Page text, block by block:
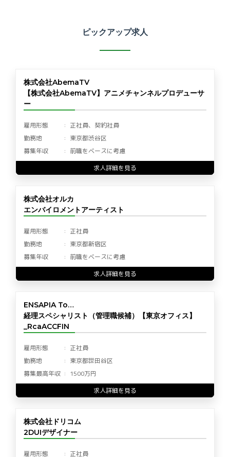
ピックアップ求人
株式会社AbemaTV
【株式会社AbemaTV】アニメチャンネルプロデューサ
ー
雇用形態
正社員、契約社員
勤務地
東京都渋谷区
募集年収
前職をベースに考慮
求人詳細を見る
株式会社オルカ
エンバイロメントアーティスト
雇用形態
正社員
勤務地
東京都新宿区
募集年収
前職をベースに考慮
求人詳細を見る
ENSAPIA To…
経理スペシャリスト（管理職候補）【東京オフィス】
_RcaACCFIN
雇用形態
正社員
勤務地
東京都世田谷区
募集最高年収
1500万円
求人詳細を見る
株式会社ドリコム
2DUIデザイナー
雇用形態 正社員